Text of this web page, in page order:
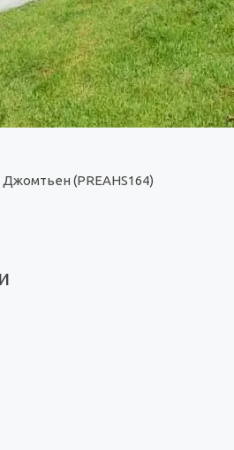
(PREAHS164)